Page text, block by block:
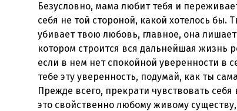
Безусловно, мама любит тебя и
себя не той стороной, какой хотелось бы.
убивает твою любовь, главное, она
котором строится вся дальнейшая жизнь
если в нем нет спокойной уверенности в
тебе эту уверенность, подумай, как ты
Прежде всего, прекрати чувствовать
это свойственно любому живому